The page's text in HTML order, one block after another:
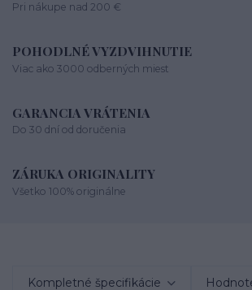
Pri nákupe nad 200 €
POHODLNÉ VYZDVIHNUTIE
Viac ako 3000 odberných miest
GARANCIA VRÁTENIA
Do 30 dní od doručenia
ZÁRUKA ORIGINALITY
Všetko 100% originálne
Kompletné špecifikácie